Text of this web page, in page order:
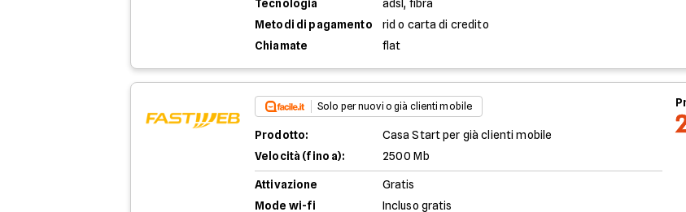
Tecnologia
adsl, fibra
Metodi di pagamento
rid o carta di credito
Chiamate
flat
Solo per nuovi o già clienti mobile
Prodotto:
Casa Start per già clienti mobile
Velocità (fino a):
2500 Mb
Attivazione
Gratis
Mode wi-fi
Incluso gratis